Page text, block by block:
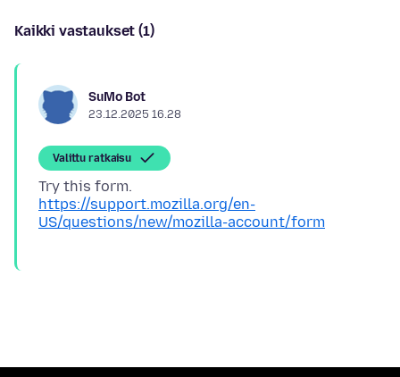
Kaikki vastaukset (1)
SuMo Bot
23.12.2025 16.28
Valittu ratkaisu
https://support.mozilla.org/en-
US/questions/new/mozilla-account/form